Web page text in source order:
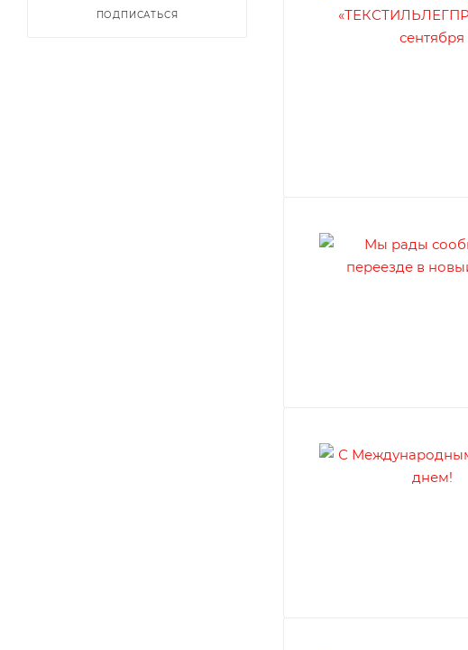
ПОДПИСАТЬСЯ